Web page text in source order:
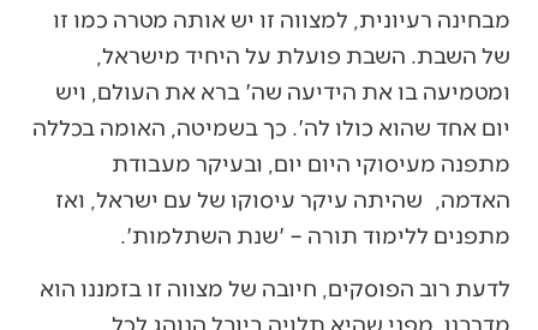
מבחינה רעיונית, למצווה זו יש אותה מטרה כמו זו
של השבת. השבת פועלת על היחיד מישראל,
ומטמיעה בו את הידיעה שה' ברא את העולם, ויש
יום אחד שהוא כולו לה'. כך בשמיטה, האומה בכללה
מתפנה מעיסוקי היום יום, ובעיקר מעבודת
האדמה, שהיתה עיקר עיסוקו של עם ישראל, ואז
מתפנים ללימוד תורה – 'שנת השתלמות'.
לדעת רוב הפוסקים, חיובה של מצווה זו בזמננו הוא
מדרבנן, מפני שהיא תלויה ביובל הנוהג לכל